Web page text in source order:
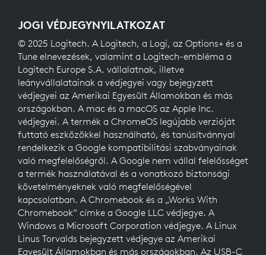
JOGI VÉDJEGYNYILATKOZAT
© 2025 Logitech. A Logitech, a Logi, az Options+ és a
Tune elnevezések, valamint a Logitech-embléma a
Logitech Europe S.A. vállalatnak, illetve
leányvállalatainak a védjegyei vagy bejegyzett
védjegyei az Amerikai Egyesült Államokban és más
országokban. A mac és a macOS az Apple Inc.
védjegyei. A termék a ChromeOS legújabb verzióját
futtató eszközökkel használható, és tanúsítvánnyal
rendelkezik a Google kompatibilitási szabványainak
való megfelelőségről. A Google nem vállal felelősséget
a termék használatával és a vonatkozó biztonsági
követelményeknek való megfelelőségével
kapcsolatban. A Chromebook és a „Works With
Chromebook” címke a Google LLC védjegye. A
Windows a Microsoft Corporation védjegye. A Linux
Linus Torvalds bejegyzett védjegye az Amerikai
Egyesült Államokban és más országokban. Az USB-C